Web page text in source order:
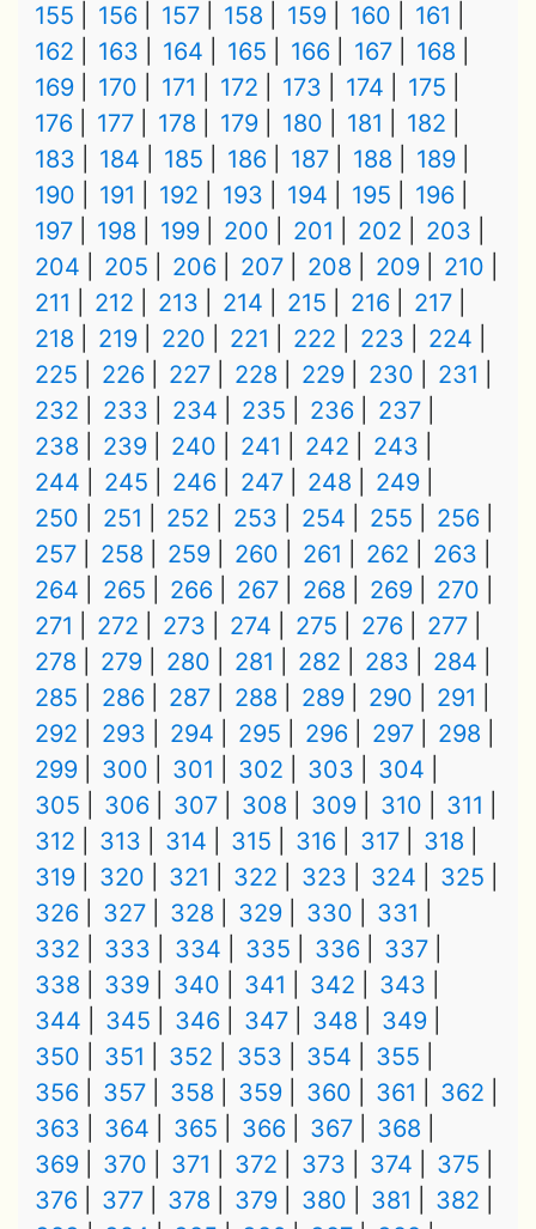
155
156 157 158 159 160
161
162
163 164 165 166 167
168
169
170 171 172 173 174
175
176
177 178 179 180 181
182
183
184 185 186 187 188
189
190
191 192 193 194 195
196
197
198 199 200 201 202
203
204
205 206 207 208 209
210
211
212 213 214 215 216
217
218
219 220 221 222 223
224
225
226 227 228 229 230
231
232
233 234 235 236
237
238
239 240 241 242
243
244
245 246 247 248
249
250
251 252 253 254 255
256
257
258 259 260 261 262
263
264
265 266 267 268 269
270
271
272 273 274 275 276
277
278
279 280 281 282 283
284
285
286 287 288 289 290
291
292
293 294 295 296 297
298
299
300 301 302 303
304
305
306 307 308 309 310
311
312
313 314 315 316 317
318
319
320 321 322 323 324
325
326
327 328 329 330
331
332
333 334 335 336
337
338
339 340 341 342
343
344
345 346 347 348
349
350
351 352 353 354
355
356
357 358 359 360 361
362
363
364 365 366 367
368
369
370 371 372 373 374
375
376
377 378 379 380 381
382